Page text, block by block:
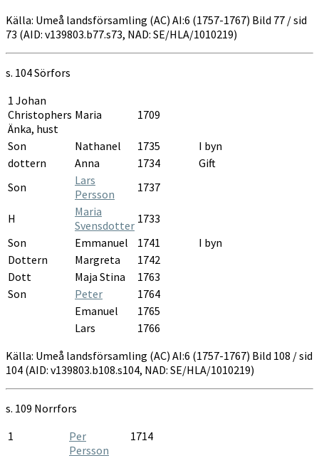
Källa: Umeå landsförsamling (AC) AI:6 (1757-1767) Bild 77 / sid
73 (AID: v139803.b77.s73, NAD: SE/HLA/1010219)
s. 104Sörfors
1 Johan
Christophers
Änka, hust
Maria 1709
Son Nathanel 1735
I byn
dottern
Anna 1734
Gift
Son
Lars
Persson
1737
H
Maria
Svensdotter 1733
Son
Emmanuel 1741
I byn
Dottern
Margreta
1742
Dott
Maja Stina
1763
Son
Peter
1764
Emanuel
1765
Lars
1766
Källa: Umeå landsförsamling (AC) AI:6 (1757-1767) Bild 108 / sid
104 (AID: v139803.b108.s104, NAD: SE/HLA/1010219)
s. 109 Norrfors
1
Per
Persson
1714